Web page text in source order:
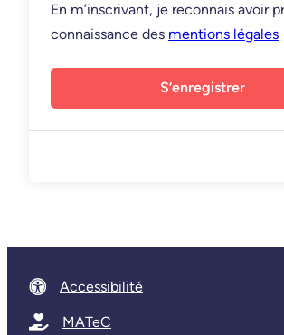
En m’inscrivant, je reconnais avoir
connaissance des mentions légales
S’enregistrer
Accessibilité
MATeC